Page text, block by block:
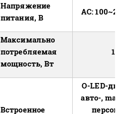
Напряжение
питания, В
АС:
Максимально
потребляемая
мощность, Вт
Встроенное
O-LED-
авто-,